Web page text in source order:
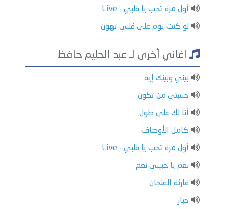
أول مرة تحب يا قلبي - Live
لو كنت يوم على قلبي تهون
اغاني أخرى لـ عبد الحليم حافظ
بيني وبينك إيه
حبيبتي من تكون
أنا لك على طول
كامل الأوصاف
أول مرة تحب يا قلبي - Live
نعم يا حبيبي نعم
قارئة الفنجان
جبار